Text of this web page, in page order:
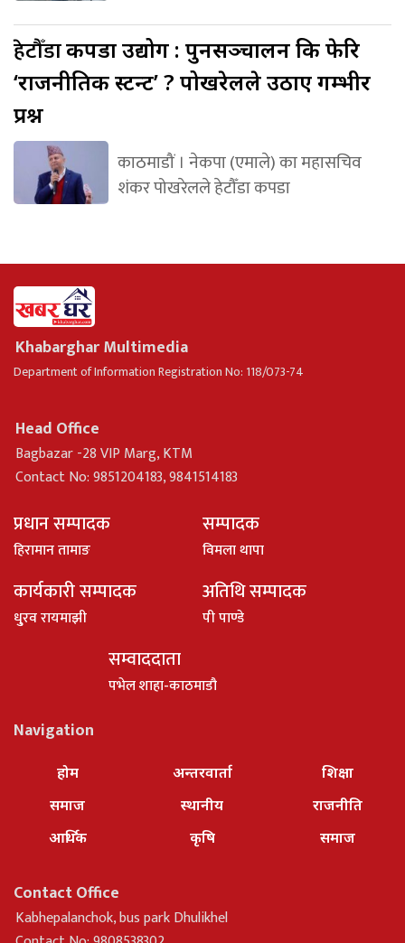
हेटौँडाकपडा उद्योग : पुनसञ्चालन कि फेरि
‘राजनीतिक स्टन्ट’ ? पोखरेलले उठाए गम्भीर
प्रश्न
काठमाडौं । नेकपा (एमाले) का महासचिव
शंकर पोखरेलले हेटौँडा कपडा
Khabarghar Multimedia
Department of Information Registration No: 118/073-74
Head Office
Bagbazar -28 VIP Marg, KTM
Contact No: 9851204183, 9841514183
प्रधान सम्पादक
हिरामान तामाङ
सम्पादक
विमला थापा
कार्यकारी सम्पादक
धु्रव रायमाझी
अतिथि सम्पादक
पी पाण्डे
सम्वाददाता
पभेल शाहा-काठमाडौ
Navigation
होम
समाज
आर्थिक
अन्तरवार्ता
स्थानीय
कृषि
शिक्षा
राजनीति
समाज
Contact Office
Kabhepalanchok, bus park Dhulikhel